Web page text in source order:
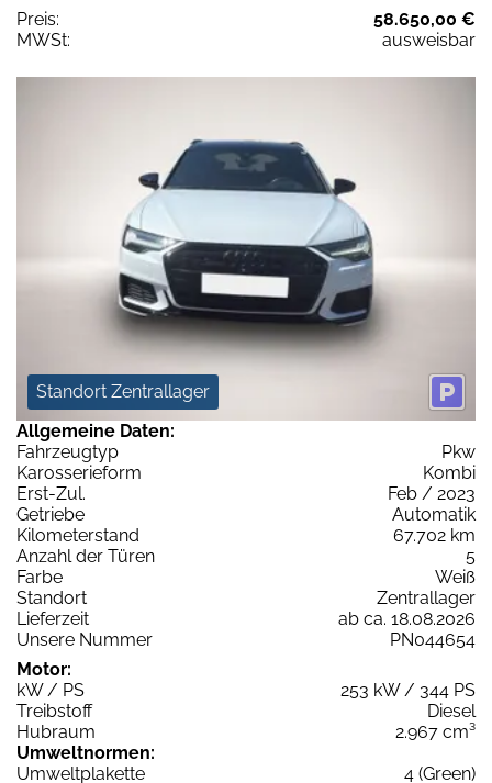
Preis:
58.650,00 €
MWSt:
ausweisbar
Standort Zentrallager
Allgemeine Daten:
Fahrzeugtyp
Pkw
Karosserieform
Kombi
Erst-Zul.
Feb / 2023
Getriebe
Automatik
Kilometerstand
67.702 km
Anzahl der Türen
5
Farbe
Weiß
Standort
Zentrallager
Lieferzeit
ab ca. 18.08.2026
Unsere Nummer
PN044654
Motor:
kW / PS
253 kW / 344 PS
Treibstoff
Diesel
Hubraum
2.967 cm³
Umweltnormen:
Umweltplakette
4 (Green)